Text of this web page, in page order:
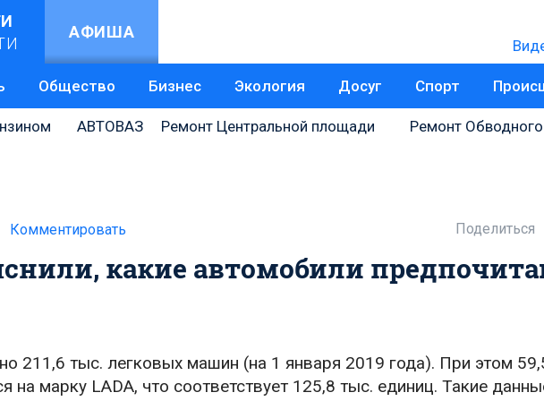
АФИША
Общество Бизнес Экология Досуг Спорт
АВТОВАЗ Ремонт Центральной площади
Ремонт
Комментировать Поделиться
какие автомобили
211,6 тыс. легковых машин (на 1 января 2019 года). При этом
на марку LADA, что соответствует 125,8 тыс. единиц. Такие